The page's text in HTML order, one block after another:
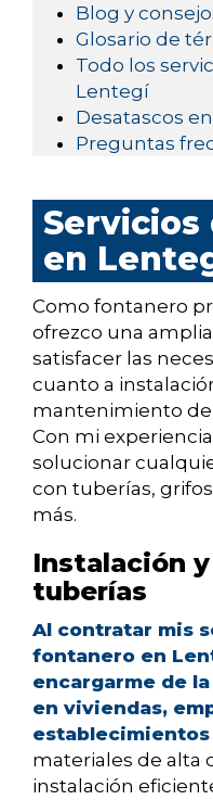
Blog y
Glosario de
Todo los
Lentegí
Desatascos
Preguntas
en
Como fontanero
ofrezco una
satisfacer las
cuanto a
mantenimiento de
Con mi
solucionar
con tuberías,
más.
Instalación
tuberías
Al contratar mis
fontanero en
encargarme de
en viviendas,
materiales de alta
instalación